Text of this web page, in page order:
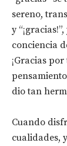
sereno,
y
conciencia
¡Gracias
dio tan
Cuando
cualidades,